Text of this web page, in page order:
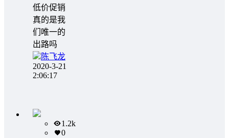
低价促销
真的是我
们唯一的
出路吗
陈飞龙
2020-3-21
2:06:17
1.2k
0